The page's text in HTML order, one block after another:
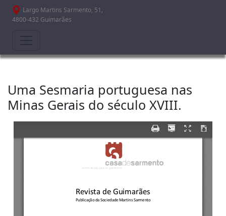
Passar para o conteúdo principal
Largo Martins Sarmento, 51,
4800-432 Guimarães
Uma Sesmaria portuguesa nas
Minas Gerais do século XVIII.